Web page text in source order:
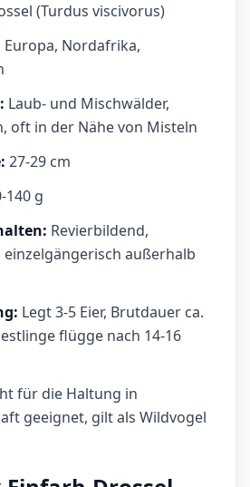
(Turdus viscivorus)
Europa, Nordafrika,
Laub- und Mischwälder,
oft in der Nähe von Misteln
27-29 cm
140 g
Revierbildend,
außerhalb
Legt 3-5 Eier, Brutdauer ca.
flügge nach 14-16
für die Haltung in
geeignet, gilt als Wildvogel